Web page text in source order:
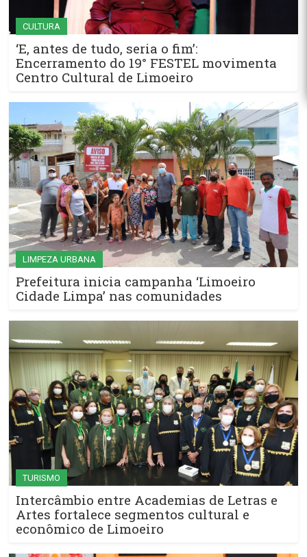
CULTURA
‘E, antes de tudo, seria o fim’:
Encerramento do 19° FESTEL movimenta
Centro Cultural de Limoeiro
LIMPEZA URBANA
Prefeitura inicia campanha ‘Limoeiro
Cidade Limpa’ nas comunidades
TURISMO
Intercâmbio entre Academias de Letras e
Artes fortalece segmentos cultural e
econômico de Limoeiro